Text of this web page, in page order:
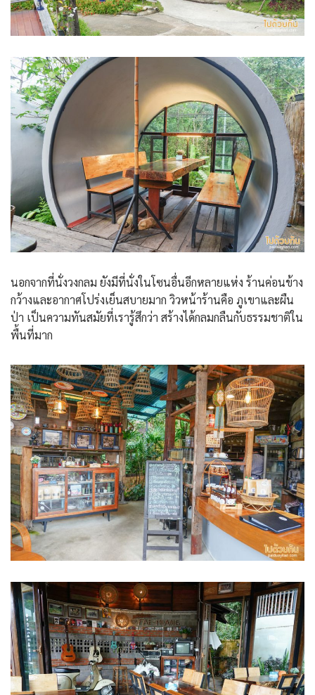
นอกจากที่นั่งวงกลม ยังมีที่นั่งในโซนอื่นอีกหลายแห่ง ร้านค่อนข้าง
กว้างและอากาศโปร่งเย็นสบายมาก วิวหน้าร้านคือ ภูเขาและผืน
ป่า เป็นความทันสมัยที่เรารู้สึกว่า สร้างได้กลมกลืนกับธรรมชาติใน
พื้นที่มาก